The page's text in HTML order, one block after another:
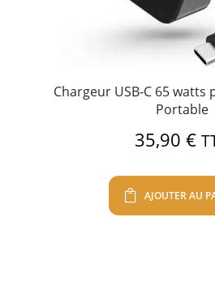
Chargeur USB-C 65
Portable
35,90 €
AJOUTER AU